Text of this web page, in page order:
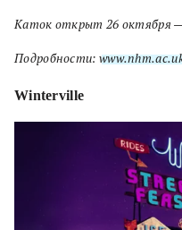
Каток открыт 26 октября —
Подробности:
Winterville